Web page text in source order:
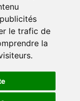
le trafic de
la
ne